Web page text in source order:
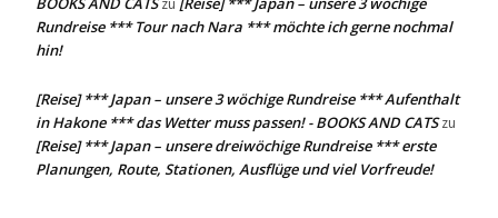
zu
Rundreise *** Tour nach Nara *** möchte ich gerne nochmal
hin!
[Reise] *** Japan – unsere 3 wöchige Rundreise *** Aufenthalt
in Hakone *** das Wetter muss passen! - BOOKS AND CATSzu
[Reise] *** Japan – unsere dreiwöchige Rundreise *** erste
Planungen, Route, Stationen, Ausflüge und viel Vorfreude!